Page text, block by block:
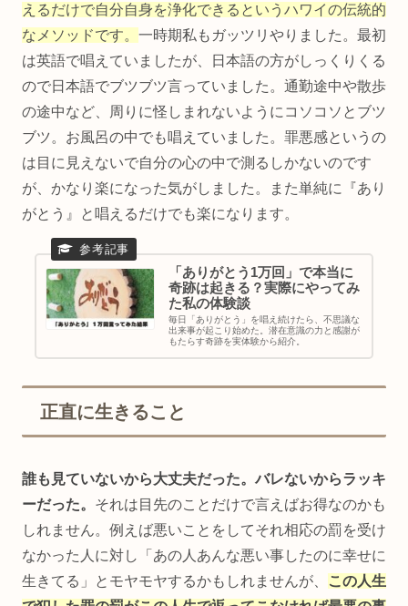
えるだけで自分自身を浄化できるというハワイの伝統的
なメソッドです。 一時期私もガッツリやりました。最初
は英語で唱えていましたが、日本語の方がしっくりくる
ので日本語でブツブツ言っていました。通勤途中や散歩
の途中など、周りに怪しまれないようにコソコソとブツ
ブツ。お風呂の中でも唱えていました。罪悪感というの
は目に見えないで自分の心の中で測るしかないのです
が、かなり楽になった気がしました。また単純に『あり
がとう』と唱えるだけでも楽になります。
「ありがとう1万回」で本当に
奇跡は起きる？実際にやってみ
た私の体験談
毎日「ありがとう」を唱え続けたら、不思議な
出来事が起こり始めた。潜在意識の力と感謝が
もたらす奇跡を実体験から紹介。
正直に生きること
誰も見ていないから大丈夫だった。バレないからラッキ
ーだった。 それは目先のことだけで言えばお得なのかも
しれません。例えば悪いことをしてそれ相応の罰を受け
なかった人に対し「あの人あんな悪い事したのに幸せに
生きてる」とモヤモヤするかもしれませんが、
この人生